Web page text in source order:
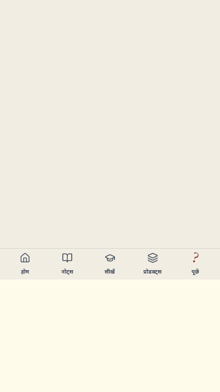
होम नोट्स सीखें प्रोडक्ट्स
?
पूछें